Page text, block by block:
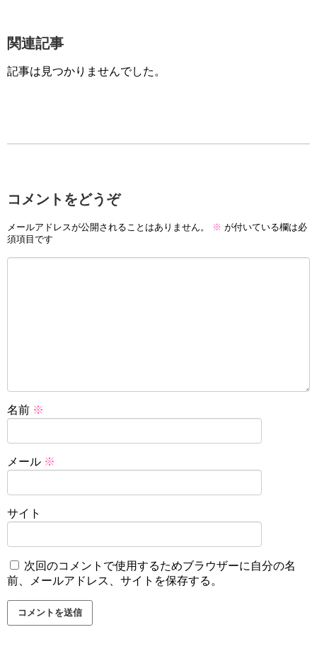
関連記事
記事は見つかりませんでした。
コメントをどうぞ
メールアドレスが公開されることはありません。 ※ が付いている欄は必
須項目です
名前 ※
メール ※
サイト
次回のコメントで使用するためブラウザーに自分の名
前、メールアドレス、サイトを保存する。